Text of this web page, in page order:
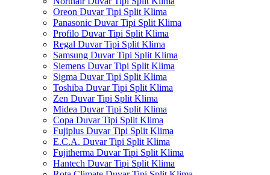
Oreon Duvar Tipi Split Klima
Panasonic Duvar Tipi Split Klima
Profilo Duvar Tipi Split Klima
Regal Duvar Tipi Split Klima
Samsung Duvar Tipi Split Klima
Siemens Duvar Tipi Split Klima
Sigma Duvar Tipi Split Klima
Toshiba Duvar Tipi Split Klima
Zen Duvar Tipi Split Klima
Midea Duvar Tipi Split Klima
Copa Duvar Tipi Split Klima
Fujiplus Duvar Tipi Split Klima
E.C.A. Duvar Tipi Split Klima
Fujitherma Duvar Tipi Split Klima
Hantech Duvar Tipi Split Klima